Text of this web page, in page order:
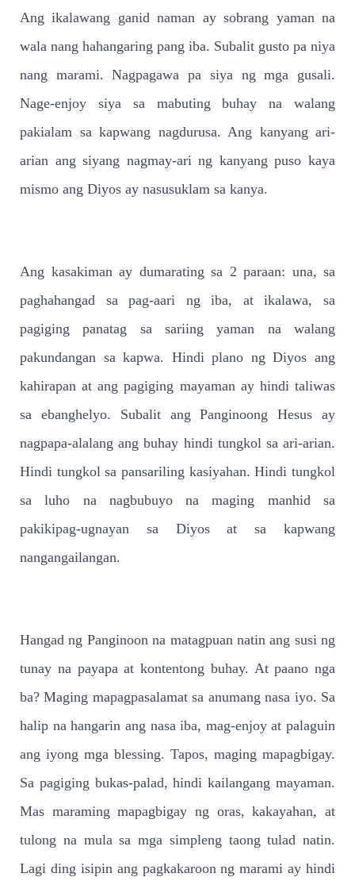
Ang ikalawang ganid naman ay sobrang yaman na
wala nang hahangaring pang iba. Subalit gusto pa niya
nang marami. Nagpagawa pa siya ng mga gusali.
Nage-enjoy siya sa mabuting buhay na walang
pakialam sa kapwang nagdurusa. Ang kanyang ari-
arian ang siyang nagmay-ari ng kanyang puso kaya
mismo ang Diyos ay nasusuklam sa kanya.
Ang kasakiman ay dumarating sa 2 paraan: una, sa
paghahangad sa pag-aari ng iba, at ikalawa, sa
pagiging panatag sa sariing yaman na walang
pakundangan sa kapwa. Hindi plano ng Diyos ang
kahirapan at ang pagiging mayaman ay hindi taliwas
sa ebanghelyo. Subalit ang Panginoong Hesus ay
nagpapa-alalang ang buhay hindi tungkol sa ari-arian.
Hindi tungkol sa pansariling kasiyahan. Hindi tungkol
sa luho na nagbubuyo na maging manhid sa
pakikipag-ugnayan sa Diyos at sa kapwang
nangangailangan.
Hangad ng Panginoon na matagpuan natin ang susi ng
tunay na payapa at kontentong buhay. At paano nga
ba? Maging mapagpasalamat sa anumang nasa iyo. Sa
halip na hangarin ang nasa iba, mag-enjoy at palaguin
ang iyong mga blessing. Tapos, maging mapagbigay.
Sa pagiging bukas-palad, hindi kailangang mayaman.
Mas maraming mapagbigay ng oras, kakayahan, at
tulong na mula sa mga simpleng taong tulad natin.
Lagi ding isipin ang pagkakaroon ng marami ay hindi